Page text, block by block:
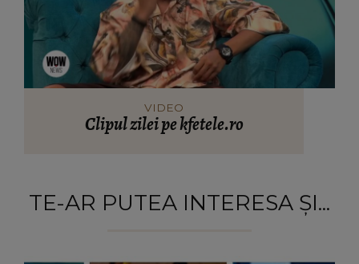
VIDEO
Clipul zilei pe kfetele.ro
TE-AR PUTEA INTERESA ȘI...